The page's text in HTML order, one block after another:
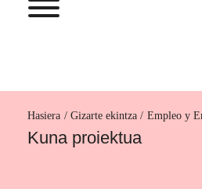
Hasiera Empleo y
Kuna proiektua